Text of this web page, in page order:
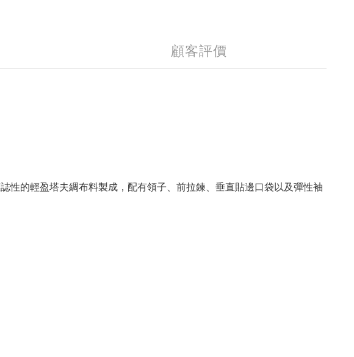
顧客評價
性的輕盈塔夫綢布料製成，配有領子、前拉鍊、垂直貼邊口袋以及彈性袖